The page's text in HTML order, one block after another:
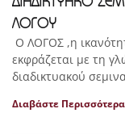
ΛΟΓΟΥ
Ο ΛΟΓΟΣ ,η
εκφράζεται με τη
διαδικτυακού
Διαβάστε